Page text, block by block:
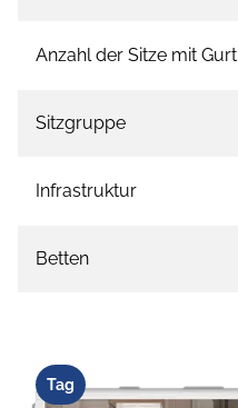
Anzahl der Sitze mit Gurt
Sitzgruppe
Infrastruktur
Betten
Tag